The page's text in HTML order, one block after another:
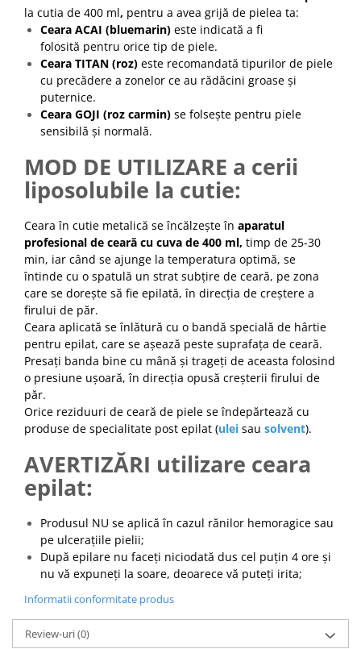
la cutia de 400 ml, pentru a avea grijă de pielea ta:
Ceara ACAI (bluemarin) este indicată a fi
folosită pentru orice tip de piele.
Ceara TITAN (roz) este recomandată tipurilor de piele
cu precădere a zonelor ce au rădăcini groase și
puternice.
Ceara GOJI (roz carmin) se folsește pentru piele
sensibilă și normală.
MOD DE UTILIZARE a cerii
liposolubile la cutie:
Ceara în cutie metalică se încălzește în aparatul
profesional de ceară cu cuva de 400 ml, timp de 25-30
min, iar când se ajunge la temperatura optimă, se
întinde cu o spatulă un strat subțire de ceară, pe zona
care se dorește să fie epilată, în direcția de creștere a
firului de păr.
Ceara aplicată se înlătură cu o bandă specială de hârtie
pentru epilat, care se așează peste suprafața de ceară.
Presați banda bine cu mână și trageți de aceasta folosind
o presiune ușoară, în direcția opusă creșterii firului de
păr.
Orice reziduuri de ceară de piele se îndepărtează cu
produse de specialitate post epilat (ulei sau solvent).
AVERTIZĂRI utilizare ceara
epilat:
Produsul NU se aplică în cazul rănilor hemoragice sau
pe ulcerațiile pielii;
După epilare nu faceți niciodată dus cel puțin 4 ore și
nu vă expuneți la soare, deoarece vă puteți irita;
Informatii conformitate produs
Review-uri(0)